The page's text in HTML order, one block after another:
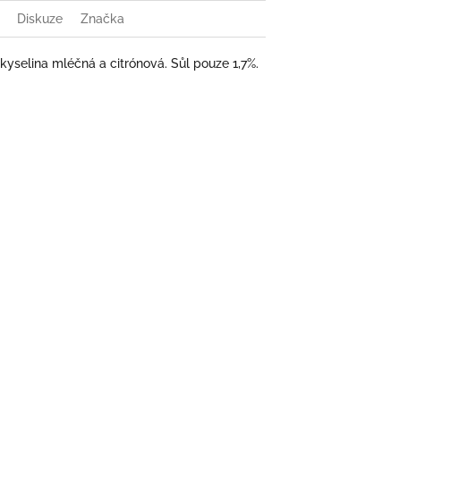
Diskuze Značka
kyselina mléčná a citrónová. Sůl pouze 1,7%.